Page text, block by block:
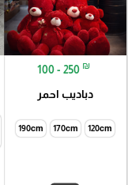
100 - 250 ₪
دباديب احمر
120cm
170cm
190cm